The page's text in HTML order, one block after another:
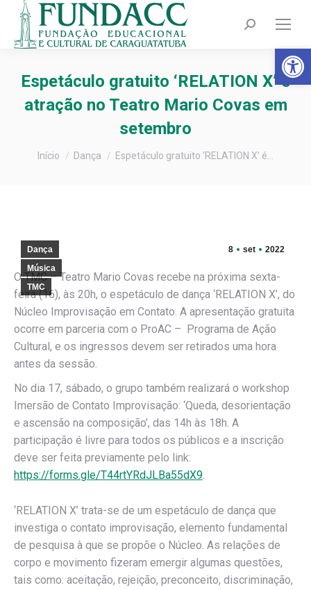
Barra de
Search:
Espetáculo gratuito ‘RELATION X’ é
atração no Teatro Mario Covas em
setembro
Você está aqui:
Início Dança Espetáculo gratuito ‘RELATION X’ é…
8 set 2022
Dança
Música
TMC
O TMC – Teatro Mario Covas recebe na próxima sexta-
feira (16), às 20h, o espetáculo de dança ‘RELATION X’, do
Núcleo Improvisação em Contato. A apresentação gratuita
ocorre em parceria com o ProAC – Programa de Ação
Cultural, e os ingressos devem ser retirados uma hora
antes da sessão.
No dia 17, sábado, o grupo também realizará o workshop
Imersão de Contato Improvisação: ‘Queda, desorientação
e ascensão na composição’, das 14h às 18h. A
participação é livre para todos os públicos e a inscrição
deve ser feita previamente pelo link:
https://forms.gle/T44rtYRdJLBa55dX9.
‘RELATION X’ trata-se de um espetáculo de dança que
investiga o contato improvisação, elemento fundamental
de pesquisa à que se propõe o Núcleo. As relações de
corpo e movimento fizeram emergir algumas questões,
tais como: aceitação, rejeição, preconceito, discriminação,